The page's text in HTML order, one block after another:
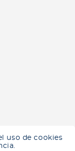
uso de cookies